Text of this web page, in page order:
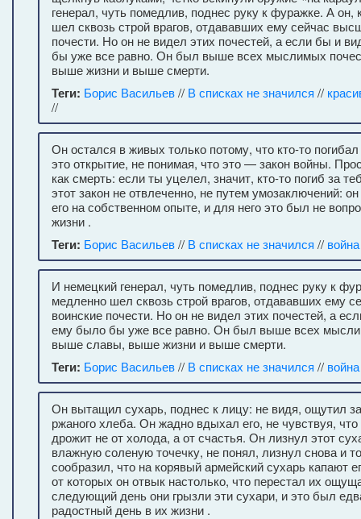
генерал, чуть помедлив, поднес руку к фуражке. А он,
шел сквозь строй врагов, отдававших ему сейчас
почести. Но он не видел этих почестей, а если бы и
бы уже все равно. Он был выше всех мыслимых
выше жизни и выше смерти.
Теги: Борис Васильев// В списках не значился //
//
Он остался в живых только потому, что кто-то
это открытие, не понимая, что это — закон войны.
как смерть: если ты уцелел, значит, кто-то погиб за
этот закон не отвлеченно, не путем умозаключений:
его на собственном опыте, и для него это был не
жизни .
Теги: Борис Васильев// В списках не значился // война
И немецкий генерал, чуть помедлив, поднес руку к
медленно шел сквозь строй врагов, отдававших ему
воинские почести. Но он не видел этих почестей, а
ему было бы уже все равно. Он был выше всех
выше славы, выше жизни и выше смерти.
Теги: Борис Васильев// В списках не значился // война
Он вытащил сухарь, поднес к лицу: не видя, ощутил
ржаного хлеба. Он жадно вдыхал его, не чувствуя,
дрожит не от холода, а от счастья. Он лизнул этот
влажную соленую точечку, не понял, лизнул снова и
сообразил, что на корявый армейский сухарь капают
от которых он отвык настолько, что перестал их
следующий день они грызли эти сухари, и это был
радостный день в их жизни .